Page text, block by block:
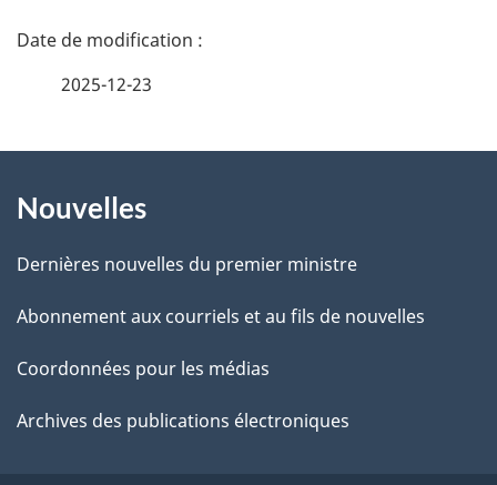
z
t
r
e
r
t
r
a
D
i
l
s
d
e
2025-12-23
propos
de
ce
site
Nouvelles
Dernières nouvelles du premier ministre
Abonnement aux courriels et au fils de nouvelles
Coordonnées pour les médias
Archives des publications électroniques